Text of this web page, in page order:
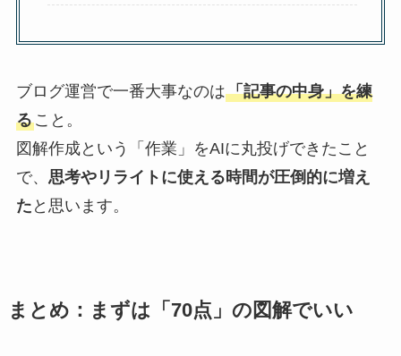
ブログ運営で一番大事なのは「記事の中身」を練
ること。
図解作成という「作業」をAIに丸投げできたこと
で、 思考やリライトに使える時間が圧倒的に増え
た と思います。
まとめ：まずは「70点」の図解でいい